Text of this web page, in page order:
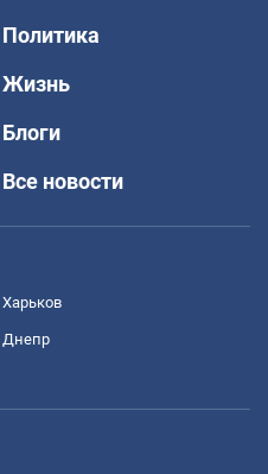
Политика
Жизнь
Блоги
Все новости
Харьков
Днепр